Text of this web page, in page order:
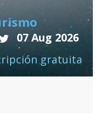
07 Aug 2026
gratuita